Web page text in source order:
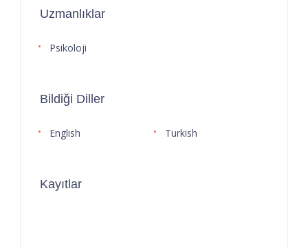
Uzmanlıklar
Psikoloji
Bildiği Diller
English Turkish
Kayıtlar